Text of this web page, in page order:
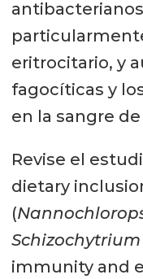
eritrocitario, y
fagocíticas y
en la sangre de
Revise el
dietary
(
Schizochytrium
immunity and